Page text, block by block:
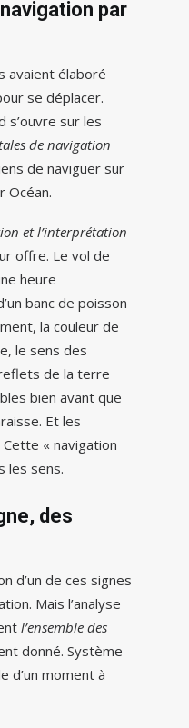
par
avaient élaboré
se déplacer.
s’ouvre sur les
de navigation
de naviguer sur
Océan.
et l’interprétation
offre. Le vol de
heure
banc de poisson
la couleur de
le sens des
de la terre
bien avant que
Et les
« navigation
les sens.
des
d’un de ces signes
Mais l’analyse
l’ensemble des
donné. Système
d’un moment à